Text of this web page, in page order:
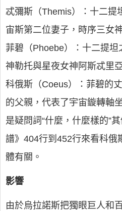
忒彌斯（Themis）：十二提
宙斯第二位妻子，時序三女
菲碧（Phoebe）：十二提
神勒托與星夜女神阿斯忒里
科俄斯（Coeus）：菲碧的
的父親，代表了宇宙鏇轉軸
是疑問詞“什麼，什麼樣的”
譜》404行到452行來看科俄
體有關。
影響
由於烏拉諾斯把獨眼巨人和